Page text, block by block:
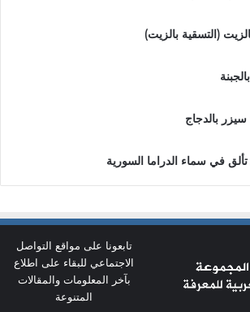
(التسقية بالزيت)
بالدجاج
في سماء الدراما السورية
تابعونا على مواقع التواصل
الاجتماعي للبقاء على اطلاع
بآخر المعلومات والمقالات
المتنوعة